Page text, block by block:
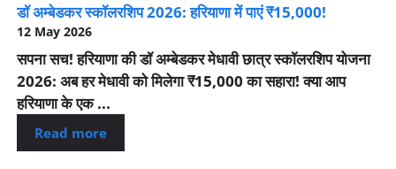
डॉ अम्बेडकर स्कॉलरशिप 2026: हरियाणा में पाएं ₹15,000!
12 May 2026
सपना सच! हरियाणा की डॉ अम्बेडकर मेधावी छात्र स्कॉलरशिप योजना
2026: अब हर मेधावी को मिलेगा ₹15,000 का सहारा! क्या आप
हरियाणा के एक ...
Read more